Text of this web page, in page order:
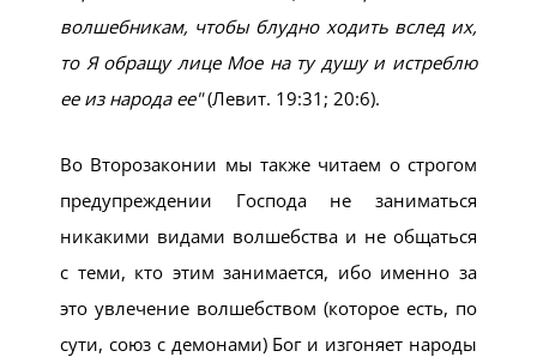
волшебникам, чтобы блудно ходить вслед их,
то Я обращу лице Мое на ту душу и истреблю
ее из народа ее (Левит. 19:31; 20:6).
Во Второзаконии мы также читаем о строгом
предупреждении Господа не заниматься
никакими видами волшебства и не общаться
с теми, кто этим занимается, ибо именно за
это увлечение волшебством (которое есть, по
сути, союз с демонами) Бог и изгоняет народы